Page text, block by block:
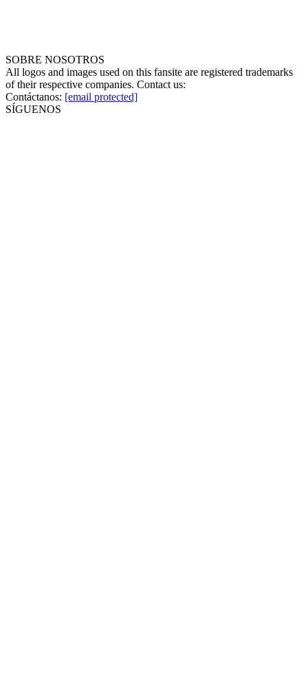
SOBRE NOSOTROS
All logos and images used on this fansite are registered trademarks
of their respective companies. Contact us:
Contáctanos: [email protected]
SÍGUENOS